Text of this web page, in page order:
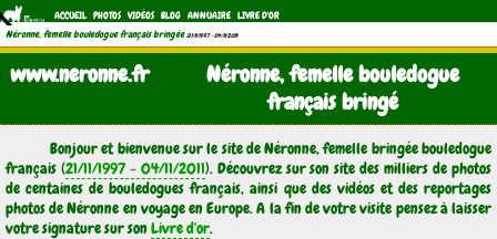
ACCUEIL PHOTOS VIDÉOS BLOG ANNUAIRE LIVRE D'OR
Néronne, femelle bouledogue français bringée (21/11/1997 - 04/11/2011)
www.neronne.fr
Néronne, femelle bouledogue
français bringé
Bonjour et bienvenue sur le site de Néronne, femelle bringée bouledogue
français (21/11/1997 - 04/11/2011). Découvrez sur son site des milliers de photos
de centaines de bouledogues français, ainsi que des vidéos et des reportages
photos de Néronne en voyage en Europe. A la fin de votre visite pensez à laisser
votre signature sur sonLivre d'or.